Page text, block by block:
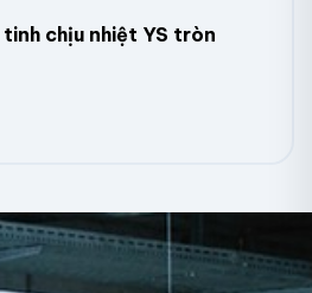
chịu nhiệt YS tròn